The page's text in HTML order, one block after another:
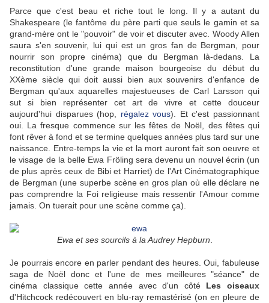
Parce que c'est beau et riche tout le long. Il y a autant du
Shakespeare (le fantôme du père parti que seuls le gamin et sa
grand-mère ont le "pouvoir" de voir et discuter avec. Woody Allen
saura s'en souvenir, lui qui est un gros fan de Bergman, pour
nourrir son propre cinéma) que du Bergman là-dedans. La
reconstitution d'une grande maison bourgeoise du début du
XXème siècle qui doit aussi bien aux souvenirs d'enfance de
Bergman qu'aux aquarelles majestueuses de Carl Larsson qui
sut si bien représenter cet art de vivre et cette douceur
aujourd'hui disparues (hop, régalez vous). Et c'est passionnant
oui. La fresque commence sur les fêtes de Noël, des fêtes qui
font rêver à fond et se termine quelques années plus tard sur une
naissance. Entre-temps la vie et la mort auront fait son oeuvre et
le visage de la belle Ewa Fröling sera devenu un nouvel écrin (un
de plus après ceux de Bibi et Harriet) de l'Art Cinématographique
de Bergman (une superbe scène en gros plan où elle déclare ne
pas comprendre la Foi religieuse mais ressentir l'Amour comme
jamais. On tuerait pour une scène comme ça).
Ewa et ses sourcils à la Audrey Hepburn
Je pourrais encore en parler pendant des heures. Oui, fabuleuse
saga de Noël donc et l'une de mes meilleures "séance" de
cinéma classique cette année avec d'un côté Les oiseaux
d'Hitchcock redécouvert en blu-ray remastérisé (on en pleure de